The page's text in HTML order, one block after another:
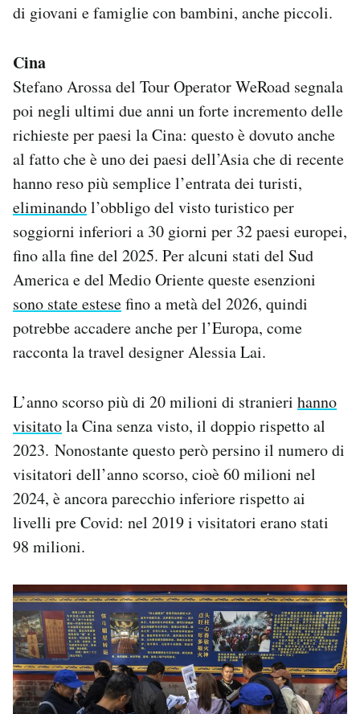
di giovani e famiglie con bambini, anche piccoli.
Cina
Stefano Arossa del Tour Operator WeRoad segnala
poi negli ultimi due anni un forte incremento delle
richieste per paesi la Cina: questo è dovuto anche
al fatto che è uno dei paesi dell’Asia che di recente
hanno reso più semplice l’entrata dei turisti,
eliminandol’obbligo del visto turistico per
soggiorni inferiori a 30 giorni per 32 paesi europei,
fino alla fine del 2025. Per alcuni stati del Sud
America e del Medio Oriente queste esenzioni
sono state estesefino a metà del 2026, quindi
potrebbe accadere anche per l’Europa, come
racconta la travel designer Alessia Lai.
L’anno scorso più di 20 milioni di stranieri hanno
visitatola Cina senza visto, il doppio rispetto al
2023. Nonostante questo però persino il numero di
visitatori dell’anno scorso, cioè 60 milioni nel
2024, è ancora parecchio inferiore rispetto ai
livelli pre Covid: nel 2019 i visitatori erano stati
98 milioni.